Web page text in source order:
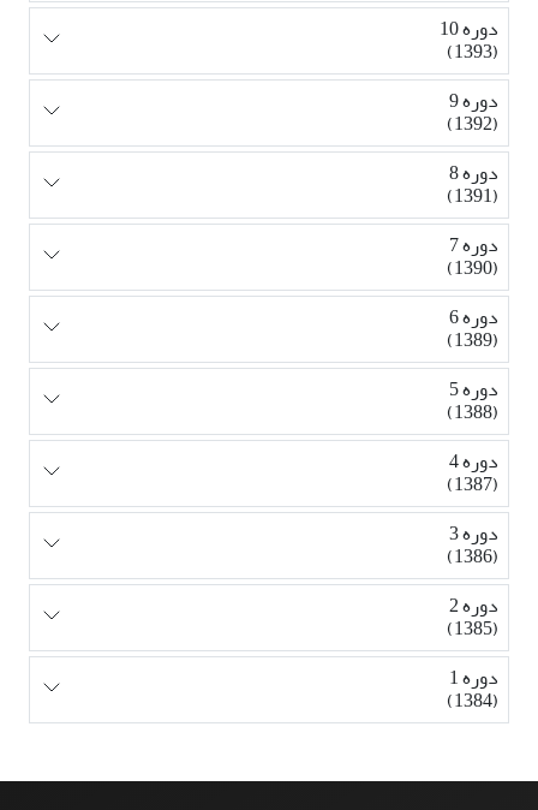
دوره 10
(1393)
دوره 9
(1392)
دوره 8
(1391)
دوره 7
(1390)
دوره 6
(1389)
دوره 5
(1388)
دوره 4
(1387)
دوره 3
(1386)
دوره 2
(1385)
دوره 1
(1384)